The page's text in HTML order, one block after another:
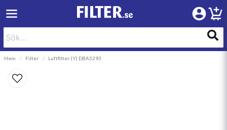
Hem Filter Luftfilter (Y) DBA5293